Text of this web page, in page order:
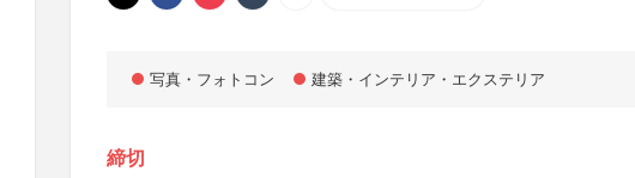
写真・フォトコン 建築・インテリア・エクステリア
締切